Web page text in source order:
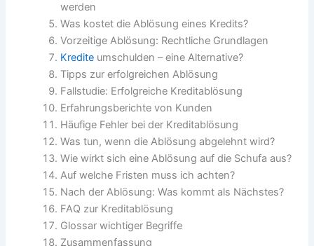
werden
Was kostet die Ablösung eines Kredits?
Vorzeitige Ablösung: Rechtliche Grundlagen
Kredite umschulden – eine Alternative?
Tipps zur erfolgreichen Ablösung
Fallstudie: Erfolgreiche Kreditablösung
Erfahrungsberichte von Kunden
Häufige Fehler bei der Kreditablösung
Was tun, wenn die Ablösung abgelehnt wird?
Wie wirkt sich eine Ablösung auf die Schufa aus?
Auf welche Fristen muss ich achten?
Nach der Ablösung: Was kommt als Nächstes?
FAQ zur Kreditablösung
Glossar wichtiger Begriffe
Zusammenfassung